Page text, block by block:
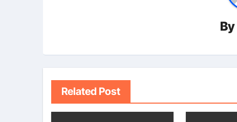
By
Related Post